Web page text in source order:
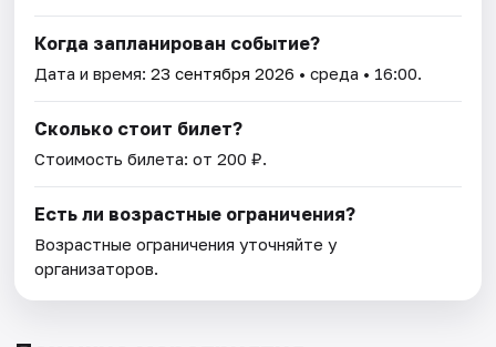
Когда запланирован событие?
Дата и время:23 сентября 2026 • среда • 16:00.
Сколько стоит билет?
Стоимость билета: от 200 ₽.
Есть ли возрастные ограничения?
Возрастные ограничения уточняйте у
организаторов.